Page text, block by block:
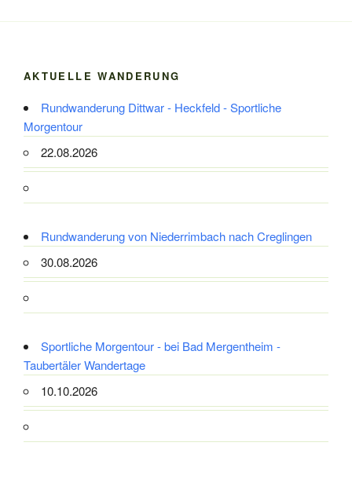
AKTUELLE WANDERUNG
Rundwanderung Dittwar - Heckfeld - Sportliche
Morgentour
22.08.2026
Rundwanderung von Niederrimbach nach Creglingen
30.08.2026
Sportliche Morgentour - bei Bad Mergentheim -
Taubertäler Wandertage
10.10.2026